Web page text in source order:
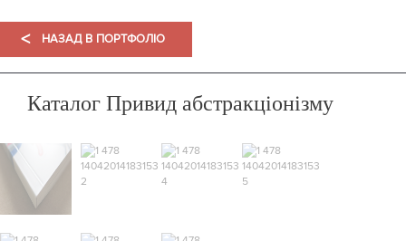
< НАЗАД В ПОРТФОЛІО
Каталог Привид абстракціонізму